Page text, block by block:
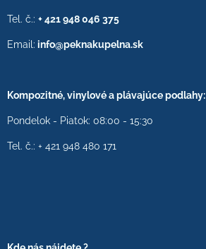
Tel. č.: + 421 948 046 375
Email: info@peknakupelna.sk
Kompozitné, vinylové a plávajúce podlahy:
Pondelok - Piatok: 08:00 - 15:30
Tel. č.: + 421 948 480 171